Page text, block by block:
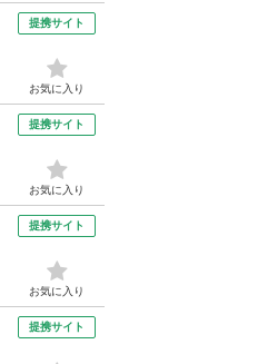
提携サイト
お気に入り
提携サイト
お気に入り
提携サイト
お気に入り
提携サイト